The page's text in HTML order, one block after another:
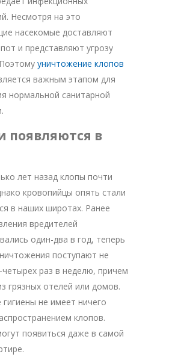
Несмотря на это
насекомые доставляют
и представляют угрозу
уничтожение клопов
важным этапом для
нормальной санитарной
появляются в
лет назад клопы почти
кровопийцы опять стали
в наших широтах. Ранее
вредителей
один-два в год, теперь
поступают не
раз в неделю, причем
грязных отелей или домов.
гигиены не имеет ничего
клопов.
появиться даже в самой